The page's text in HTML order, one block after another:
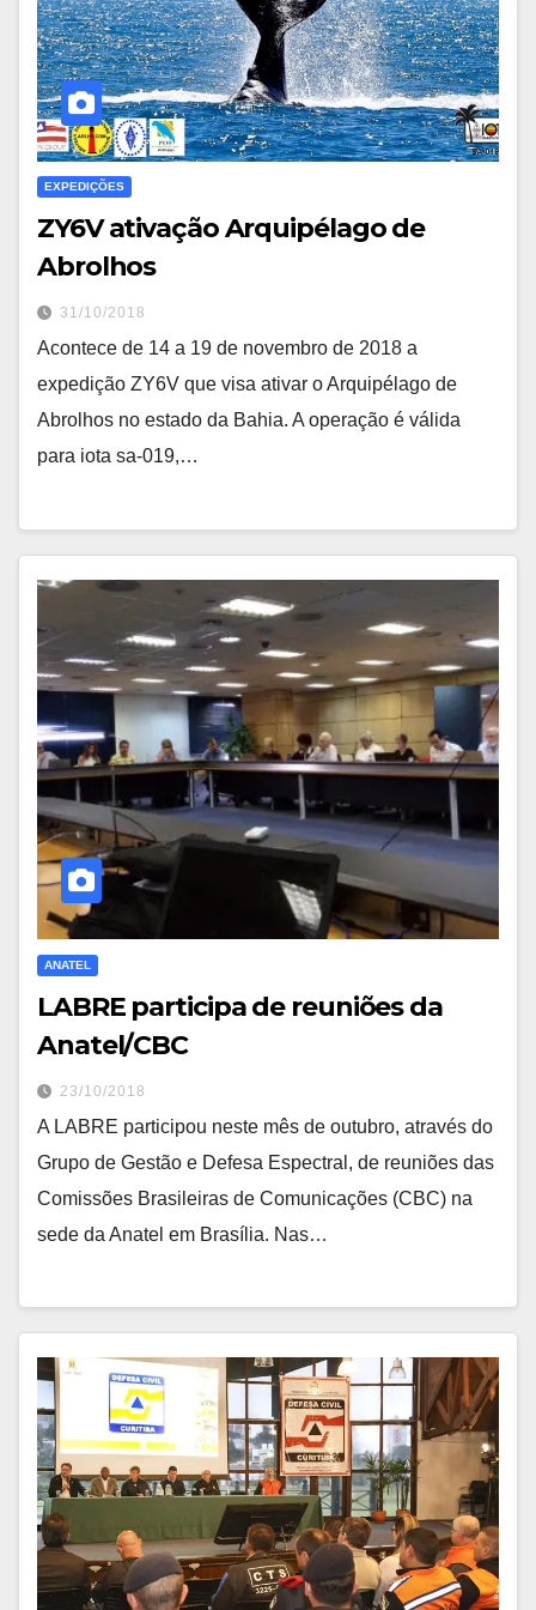
EXPEDIÇÕES
ZY6V ativação Arquipélago de
Abrolhos
31/10/2018
Acontece de 14 a 19 de novembro de 2018 a
expedição ZY6V que visa ativar o Arquipélago de
Abrolhos no estado da Bahia. A operação é válida
para iota sa-019,…
ANATEL
LABRE participa de reuniões da
Anatel/CBC
23/10/2018
A LABRE participou neste mês de outubro, através do
Grupo de Gestão e Defesa Espectral, de reuniões das
Comissões Brasileiras de Comunicações (CBC) na
sede da Anatel em Brasília. Nas…